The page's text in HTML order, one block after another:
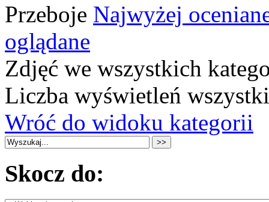
Przeboje Najwyżej
oglądane
Zdjęć we wszystkich
Liczba wyświetleń
Wróć do widoku kategorii
Skocz do: